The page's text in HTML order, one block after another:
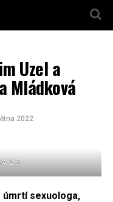
Uzel a
Mládková
2022
2.5
úmrtí sexuologa,